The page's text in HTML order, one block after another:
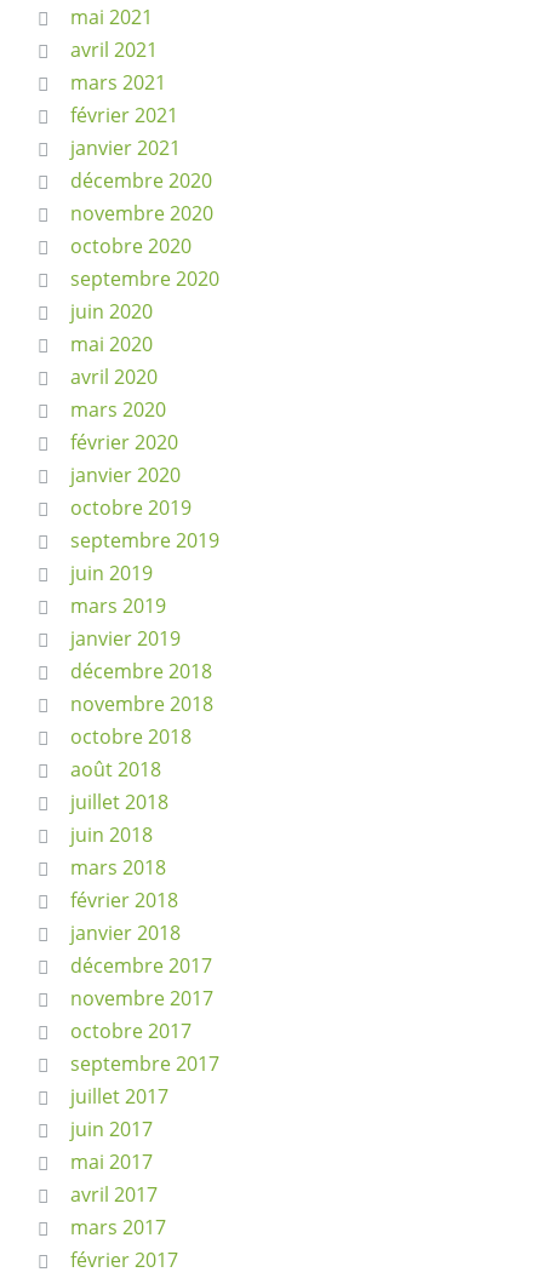
mai 2021
avril 2021
mars 2021
février 2021
janvier 2021
décembre 2020
novembre 2020
octobre 2020
septembre 2020
juin 2020
mai 2020
avril 2020
mars 2020
février 2020
janvier 2020
octobre 2019
septembre 2019
juin 2019
mars 2019
janvier 2019
décembre 2018
novembre 2018
octobre 2018
août 2018
juillet 2018
juin 2018
mars 2018
février 2018
janvier 2018
décembre 2017
novembre 2017
octobre 2017
septembre 2017
juillet 2017
juin 2017
mai 2017
avril 2017
mars 2017
février 2017